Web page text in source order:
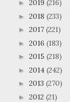
► 2019 (216)
► 2018 (233)
► 2017 (221)
► 2016 (183)
► 2015 (218)
► 2014 (242)
► 2013 (270)
► 2012 (21)